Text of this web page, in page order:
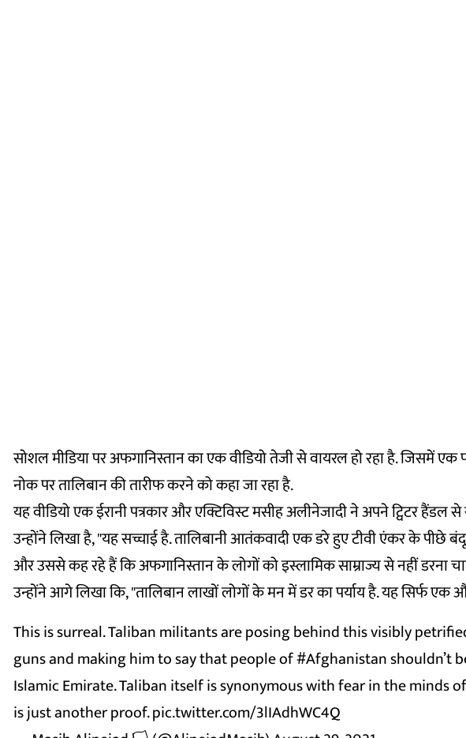
सोशल मीडिया पर अफगानिस्तान का एक वीडियो तेजी से वायरल हो रहा है. जिसमें
नोक पर तालिबान की तारीफ करने को कहा जा रहा है.
यह वीडियो एक ईरानी पत्रकार और एक्टिविस्ट मसीह अलीनेजादी ने अपने ट्विटर हैंडल
उन्होंने लिखा है, "यह सच्चाई है. तालिबानी आतंकवादी एक डरे हुए टीवी एंकर के पीछे
और उससे कह रहे हैं कि अफगानिस्तान के लोगों को इस्लामिक साम्राज्य से नहीं डरना
उन्होंने आगे लिखा कि, "तालिबान लाखों लोगों के मन में डर का पर्याय है. यह सिर्फ एक
This is surreal. Taliban militants are posing behind this visibly
guns and making him to say that people of#Afghanistanshouldn’t
Islamic Emirate. Taliban itself is synonymous with fear in the minds
is just another proof.pic.twitter.com/3lIAdhWC4Q